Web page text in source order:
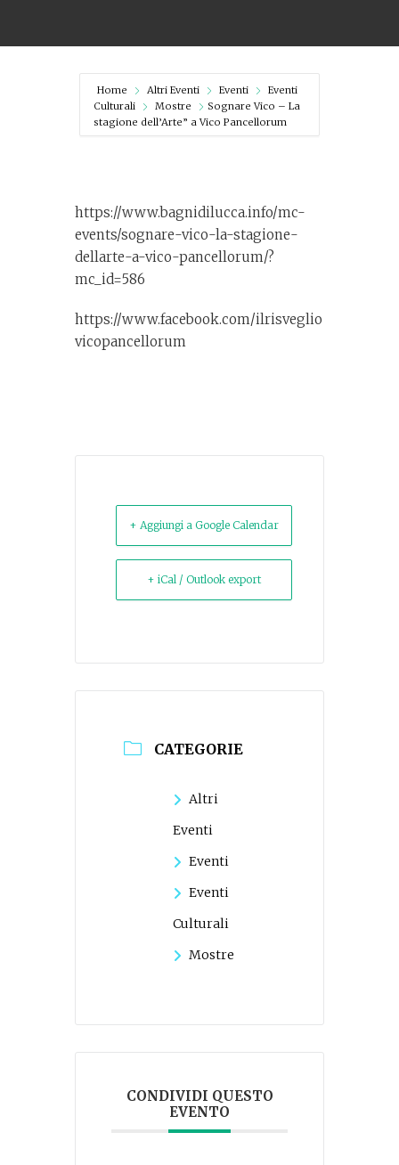
Home Altri Eventi Eventi
Eventi
Culturali
Mostre
Sognare Vico – La
stagione dell’Arte” a Vico Pancellorum
https://www.bagnidilucca.info/mc-
events/sognare-vico-la-stagione-
dellarte-a-vico-pancellorum/?
mc_id=586
https://www.facebook.com/ilrisveglio
vicopancellorum
+ Aggiungi a Google Calendar
+ iCal / Outlook export
CATEGORIE
Altri
Eventi
Eventi
Eventi
Culturali
Mostre
CONDIVIDI QUESTO
EVENTO